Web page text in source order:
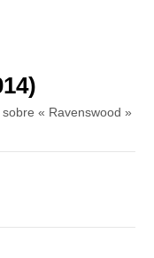
« Ravenswood »